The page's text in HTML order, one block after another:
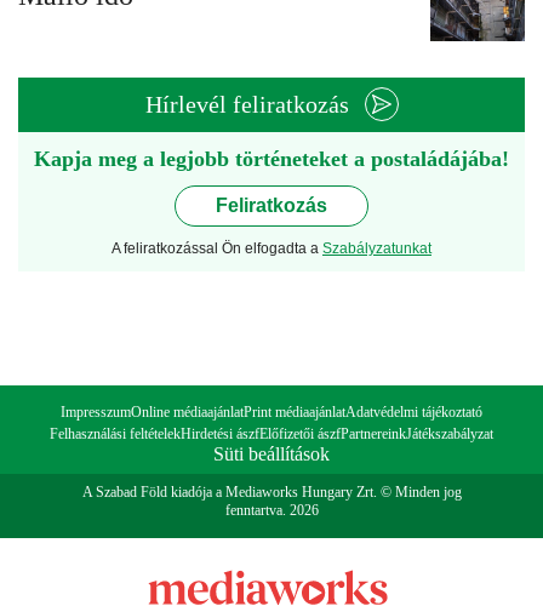
Hírlevél feliratkozás
Kapja meg a legjobb történeteket a postaládájába!
Feliratkozás
A feliratkozással Ön elfogadta a Szabályzatunkat
ImpresszumOnline médiaajánlatPrint médiaajánlatAdatvédelmi tájékoztató
Felhasználási feltételekHirdetési ászfElőfizetői ászfPartnereinkJátékszabályzat
Süti beállítások
A Szabad Föld kiadója a Mediaworks Hungary Zrt. © Minden jog
fenntartva. 2026